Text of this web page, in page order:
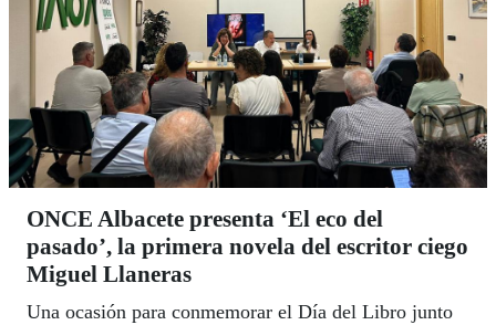
ONCE Albacete presenta ‘El eco del
pasado’, la primera novela del escritor ciego
Miguel Llaneras
Una ocasión para conmemorar el Día del Libro junto